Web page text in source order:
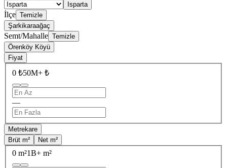
Isparta
İlçe Temizle
Şarkikaraağaç
Semt/Mahalle Temizle
Örenköy Köyü
Fiyat
0 ₺50M+ ₺
—
Metrekare
Brüt m²
Net m²
0 m²1B+ m²